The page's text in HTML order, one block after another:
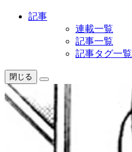
記事
連載一覧
記事一覧
記事タグ一覧
閉じる